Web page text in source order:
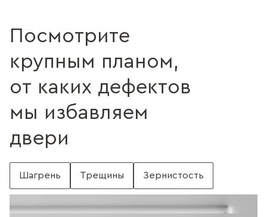
Посмотрите
крупным планом,
от каких дефектов
мы избавляем
двери
Шагрень Трещины Зернистость
Поверхность без шагрени